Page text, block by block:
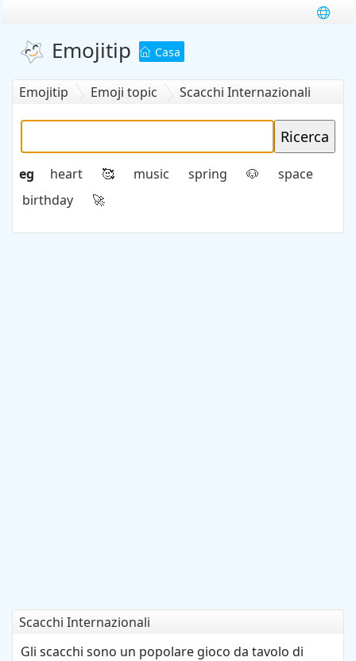
Emojitip Casa
Emojitip Emoji topic Scacchi Internazionali
eg heart 🥰 music spring 🐶
space
birthday
🚀
Scacchi Internazionali
Gli scacchi sono un popolare gioco da tavolo di